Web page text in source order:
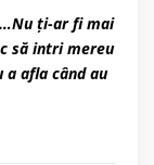
ți-ar fi mai
să intri mereu
a afla când au